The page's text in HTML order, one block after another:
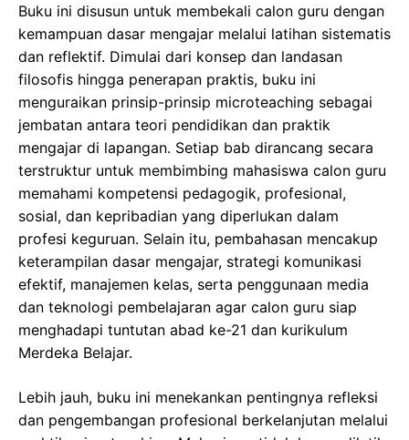
Buku ini disusun untuk membekali calon guru dengan
kemampuan dasar mengajar melalui latihan sistematis
dan reflektif. Dimulai dari konsep dan landasan
filosofis hingga penerapan praktis, buku ini
menguraikan prinsip-prinsip microteaching sebagai
jembatan antara teori pendidikan dan praktik
mengajar di lapangan. Setiap bab dirancang secara
terstruktur untuk membimbing mahasiswa calon guru
memahami kompetensi pedagogik, profesional,
sosial, dan kepribadian yang diperlukan dalam
profesi keguruan. Selain itu, pembahasan mencakup
keterampilan dasar mengajar, strategi komunikasi
efektif, manajemen kelas, serta penggunaan media
dan teknologi pembelajaran agar calon guru siap
menghadapi tuntutan abad ke-21 dan kurikulum
Merdeka Belajar.
Lebih jauh, buku ini menekankan pentingnya refleksi
dan pengembangan profesional berkelanjutan melalui